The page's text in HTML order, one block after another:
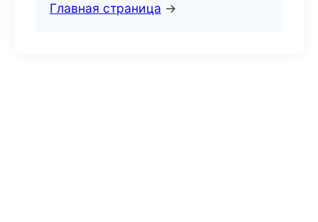
Главная страница →